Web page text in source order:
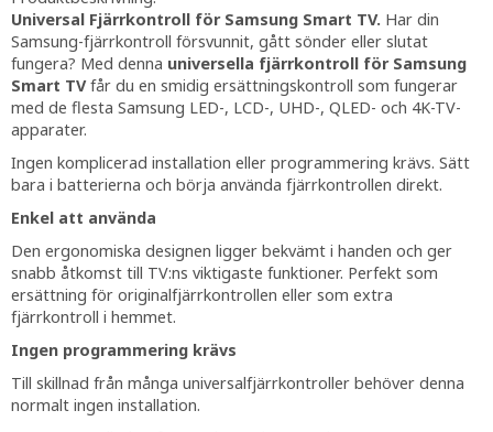
Universal Fjärrkontroll för Samsung Smart TV. Har din
Samsung-fjärrkontroll försvunnit, gått sönder eller slutat
fungera? Med denna universella fjärrkontroll för Samsung
Smart TVfår du en smidig ersättningskontroll som fungerar
med de flesta Samsung LED-, LCD-, UHD-, QLED- och 4K-TV-
apparater.
Ingen komplicerad installation eller programmering krävs. Sätt
bara i batterierna och börja använda fjärrkontrollen direkt.
Enkel att använda
Den ergonomiska designen ligger bekvämt i handen och ger
snabb åtkomst till TV:ns viktigaste funktioner. Perfekt som
ersättning för originalfjärrkontrollen eller som extra
fjärrkontroll i hemmet.
Ingen programmering krävs
Till skillnad från många universalfjärrkontroller behöver denna
normalt ingen installation.